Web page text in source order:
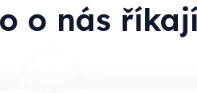
o nás